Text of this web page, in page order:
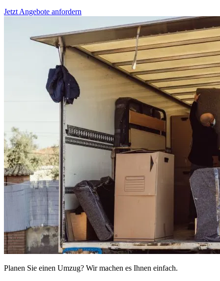
Jetzt Angebote anfordern
Planen Sie einen Umzug? Wir machen es Ihnen einfach.